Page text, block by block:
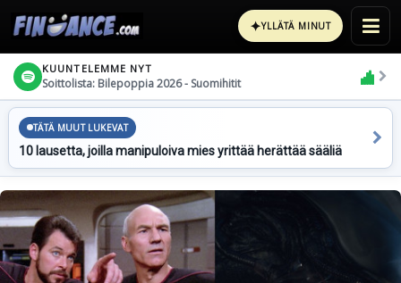
✦YLLÄTÄ MINUT
KUUNTELEMME NYT
Soittolista: Bilepoppia 2026 - Suomihitit
TÄTÄ MUUT LUKEVAT
10 lausetta, joilla manipuloiva mies yrittää herättää sääliä